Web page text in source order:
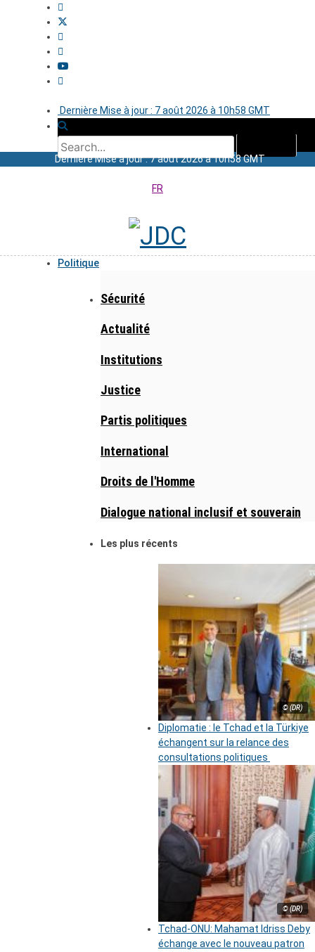
Dernière Mise à jour : 7 août 2026 à 10h58 GMT
Dernière Mise à jour : 7 août 2026 à 10h58 GMT
FR
Politique
Sécurité
Actualité
Institutions
Justice
Partis politiques
International
Droits de l'Homme
Dialogue national inclusif et souverain
Les plus récents
© (DR)
Diplomatie : le Tchad et la Türkiye
échangent sur la relance des
consultations politiques
© (DR)
Tchad-ONU: Mahamat Idriss Deby
échange avec le nouveau patron